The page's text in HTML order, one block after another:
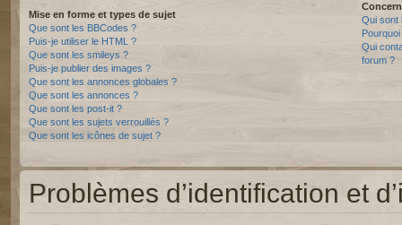
Mise en forme et types de sujet
Que sont les BBCodes ?
Puis-je utiliser le HTML ?
Que sont les smileys ?
Puis-je publier des images ?
Que sont les annonces globales ?
Que sont les annonces ?
Que sont les post-it ?
Que sont les sujets verrouillés ?
Que sont les icônes de sujet ?
Qui sont
Qui
forum ?
Problèmes d’identification et